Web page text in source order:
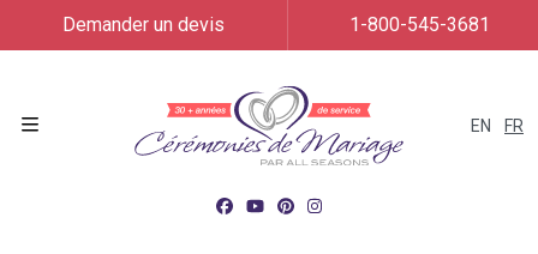
EN FR
Demander un devis 1-800-545-3681